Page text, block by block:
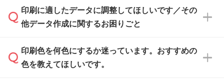
ご入稿後は経験豊富なスタッフがデータに不備
がないかチェックし、お客様と確認してから印
刷に進みますので、ご安心ください。
入稿用のテンプレートはPDF形式ですが、
IllustratorやPhotoshopで開いてご利用いただけ
方」をご確認ください。
印刷に適したデータ・解像度かどうか、担当ス
タッフが事前に確認いたします。
ムへ添付いただくか、担当スタッフ宛にメール
でお送りください。
印刷に適したデータに調整してほしいです／その
他データ作成に関するお困りごと
データ作成でお困りの際には、担当スタッフが
サポートいたしますのでお気軽にご相談くださ
印刷色を何色にするか迷っています。おすすめの
色を教えてほしいです。